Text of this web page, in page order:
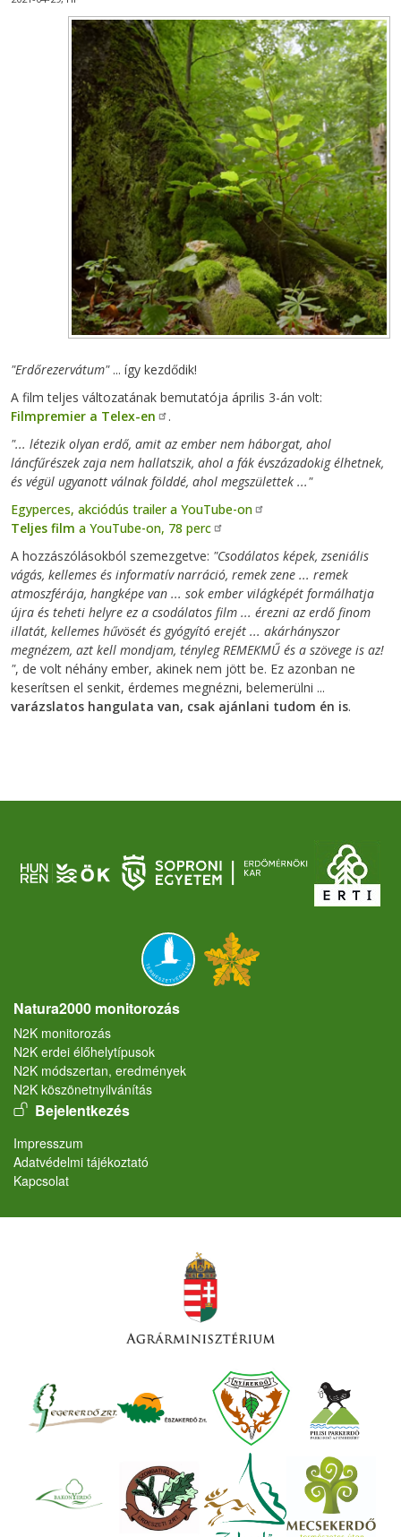
"Erdőrezervátum"... így kezdődik!
A film teljes változatának bemutatója április 3-án volt:
Filmpremier a Telex-en
.
"... létezik olyan erdő, amit az ember nem háborgat, ahol
láncfűrészek zaja nem hallatszik, ahol a fák évszázadokig élhetnek,
és végül ugyanott válnak földdé, ahol megszülettek ..."
Egyperces, akciódús trailer a YouTube-on
Teljes film a YouTube-on, 78 perc
A hozzászólásokból szemezgetve: "Csodálatos képek, zseniális
vágás, kellemes és informatív narráció, remek zene ... remek
atmoszférája, hangképe van ... sok ember világképét formálhatja
újra és teheti helyre ez a csodálatos film ... érezni az erdő finom
illatát, kellemes hűvösét és gyógyító erejét ... akárhányszor
megnézem, azt kell mondjam, tényleg REMEKMŰ és a szövege is az!
", de volt néhány ember, akinek nem jött be. Ez azonban ne
keserítsen el senkit, érdemes megnézni, belemerülni ...
varázslatos hangulata van, csak ajánlani tudom én is.
Natura2000 monitorozás
N2K monitorozás
N2K erdei élőhelytípusok
N2K módszertan, eredmények
N2K köszönetnyilvánítás
User account menu
Bejelentkezés
Lábléc
Impresszum
Adatvédelmi tájékoztató
Kapcsolat